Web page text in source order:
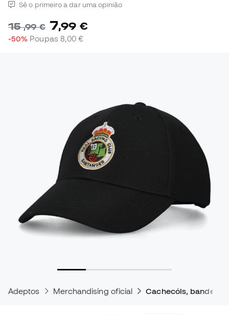
Sê o primeiro a dar uma opinião
15,99 € 7,99 €
-50% Poupas 8,00 €
Adeptos Merchandising oficial Cachecóis,